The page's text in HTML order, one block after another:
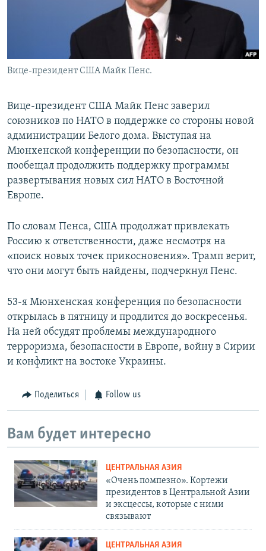
Вице-президент США Майк Пенс.
Вице-президент США Майк Пенс заверил
союзников по НАТО в поддержке со стороны новой
администрации Белого дома. Выступая на
Мюнхенской конференции по безопасности, он
пообещал продолжить поддержку программы
развертывания новых сил НАТО в Восточной
Европе.
По словам Пенса, США продолжат привлекать
Россию к ответственности, даже несмотря на
«поиск новых точек прикосновения». Трамп верит,
что они могут быть найдены, подчеркнул Пенс.
53-я Мюнхенская конференция по безопасности
открылась в пятницу и продлится до воскресенья.
На ней обсудят проблемы международного
терроризма, безопасности в Европе, войну в Сирии
и конфликт на востоке Украины.
Поделиться Follow us
Вам будет интересно
ЦЕНТРАЛЬНАЯ АЗИЯ
«Очень помпезно». Кортежи
президентов в Центральной Азии
и эксцессы, которые с ними
связывают
ЦЕНТРАЛЬНАЯ АЗИЯ